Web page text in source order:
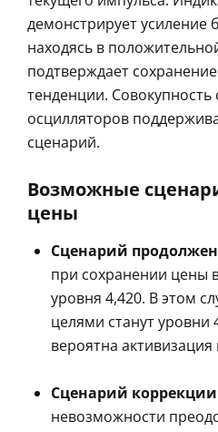
демонстрирует усиление
находясь в
подтверждает
тенденции. Совокупность
осцилляторов
сценарий.
Возможные
цены
Сценарий
при сохранении цены
уровня 4,420. В этом
целями станут уровни
вероятна
Сценарий
невозможности